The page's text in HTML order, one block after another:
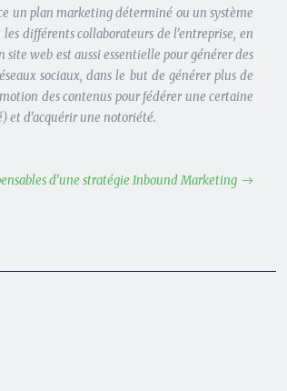
un plan marketing déterminé ou un système
différents collaborateurs de l’entreprise, en
web est aussi essentielle pour générer des
sociaux, dans le but de générer plus de
des contenus pour fédérer une certaine
et d’acquérir une notoriété.
d’une stratégie Inbound Marketing